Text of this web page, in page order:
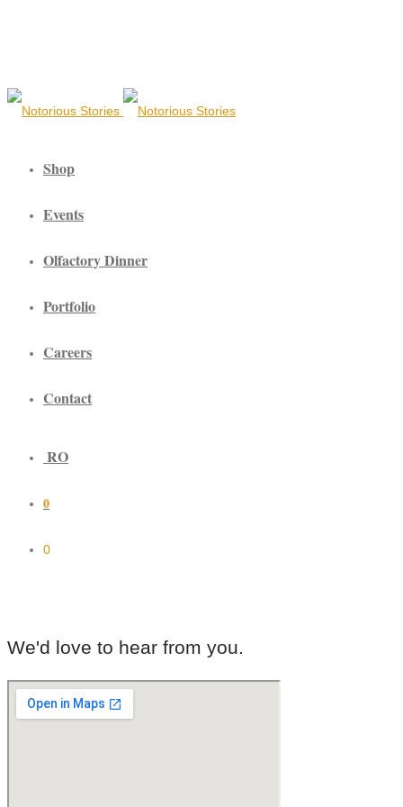
Shop
Events
Olfactory Dinner
Portfolio
Careers
Contact
RO
0
0
We'd love to hear from you.